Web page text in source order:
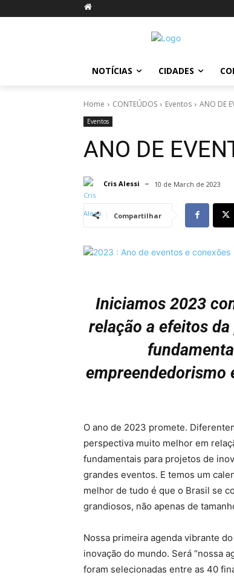
NOTÍCIAS CIDADES
Home CONTEÚDOS Eventos ANO DE
Eventos
ANO DE
Cris Alessi 10 de March de 2023
Compartilhar
Iniciamos 2023
relação a efeitos
empreendedorismo
O ano de 2023 promete.
perspectiva muito melhor em
fundamentais para projetos de
grandes eventos. E temos um
melhor de tudo é que o Brasil se
grandiosos, não apenas de
Nossa primeira agenda vibrante
inovação do mundo. Será “nossa
foram selecionadas entre as 40